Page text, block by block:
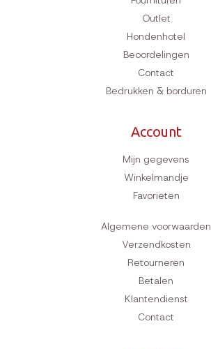
Outlet
Hondenhotel
Beoordelingen
Contact
Bedrukken & borduren
Account
Mijn gegevens
Winkelmandje
Favorieten
Algemene voorwaarden
Verzendkosten
Retourneren
Betalen
Klantendienst
Contact